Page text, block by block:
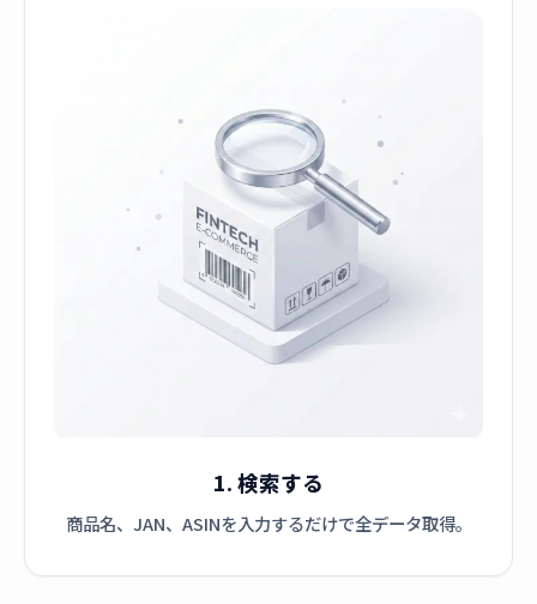
1. 検索する
商品名、JAN、ASINを入力するだけで全データ取得。